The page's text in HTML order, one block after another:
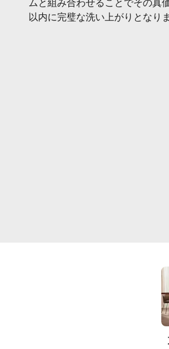
ムと組み合わせることでその真
以内に完璧な洗い上がりとなり